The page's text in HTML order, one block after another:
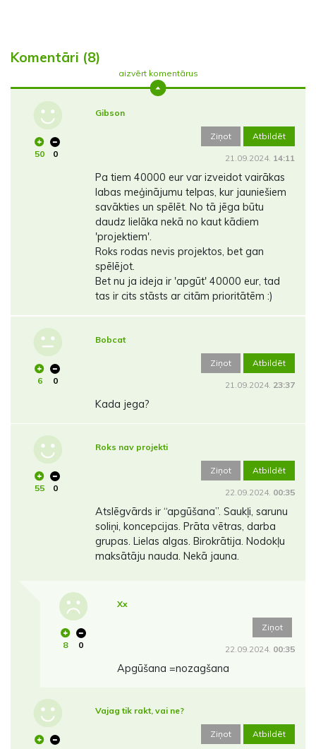
Komentāri (8)
aizvērt komentārus
50 0
Gibson
Ziņot Atbildēt
21.09.2024. 14:11
Pa tiem 40000 eur var izveidot vairākas
labas meģinājumu telpas, kur jauniešiem
savākties un spēlēt. No tā jēga būtu
daudz lielāka nekā no kaut kādiem
'projektiem'.
Roks rodas nevis projektos, bet gan
spēlējot.
Bet nu ja ideja ir 'apgūt' 40000 eur, tad
tas ir cits stāsts ar citām prioritātēm :)
6 0
Bobcat
Ziņot Atbildēt
21.09.2024. 23:37
Kada jega?
55 0
Roks nav projekti
Ziņot Atbildēt
22.09.2024. 00:35
Atslēgvārds ir “apgūšana”. Saukļi, sarunu
soliņi, koncepcijas. Prāta vētras, darba
grupas. Lielas algas. Birokrātija. Nodokļu
maksātāju nauda. Nekā jauna.
8 0
Xx
Ziņot
22.09.2024. 00:35
Apgūšana =nozagšana
Vajag tik rakt, vai ne?
Ziņot Atbildēt